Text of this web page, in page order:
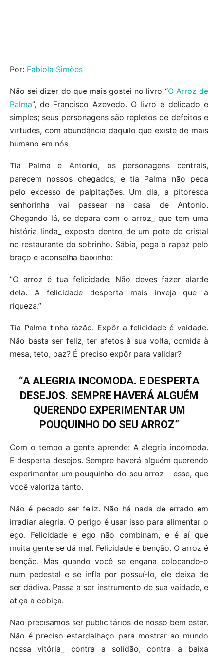
Por: Fabiola Simões
Não sei dizer do que mais gostei no livro “O Arroz de
Palma”, de Francisco Azevedo. O livro é delicado e
simples; seus personagens são repletos de defeitos e
virtudes, com abundância daquilo que existe de mais
humano em nós.
Tia Palma e Antonio, os personagens centrais,
parecem nossos chegados, e tia Palma não peca
pelo excesso de palpitações. Um dia, a pitoresca
senhorinha vai passear na casa de Antonio.
Chegando lá, se depara com o arroz_ que tem uma
história linda_ exposto dentro de um pote de cristal
no restaurante do sobrinho. Sábia, pega o rapaz pelo
braço e aconselha baixinho:
”O arroz é tua felicidade. Não deves fazer alarde
dela. A felicidade desperta mais inveja que a
riqueza.”
Tia Palma tinha razão. Expôr a felicidade é vaidade.
Não basta ser feliz, ter afetos à sua volta, comida à
mesa, teto, paz? É preciso expôr para validar?
“A ALEGRIA INCOMODA. E DESPERTA
DESEJOS. SEMPRE HAVERÁ ALGUÉM
QUERENDO EXPERIMENTAR UM
POUQUINHO DO SEU ARROZ”
Com o tempo a gente aprende: A alegria incomoda.
E desperta desejos. Sempre haverá alguém querendo
experimentar um pouquinho do seu arroz – esse, que
você valoriza tanto.
Não é pecado ser feliz. Não há nada de errado em
irradiar alegria. O perigo é usar isso para alimentar o
ego. Felicidade e ego não combinam, e é aí que
muita gente se dá mal. Felicidade é benção. O arroz é
benção. Mas quando você se engana colocando-o
num pedestal e se infla por possuí-lo, ele deixa de
ser dádiva. Passa a ser instrumento de sua vaidade, e
atiça a cobiça.
Não precisamos ser publicitários de nosso bem estar.
Não é preciso estardalhaço para mostrar ao mundo
nossa vitória_ contra a solidão, contra a baixa